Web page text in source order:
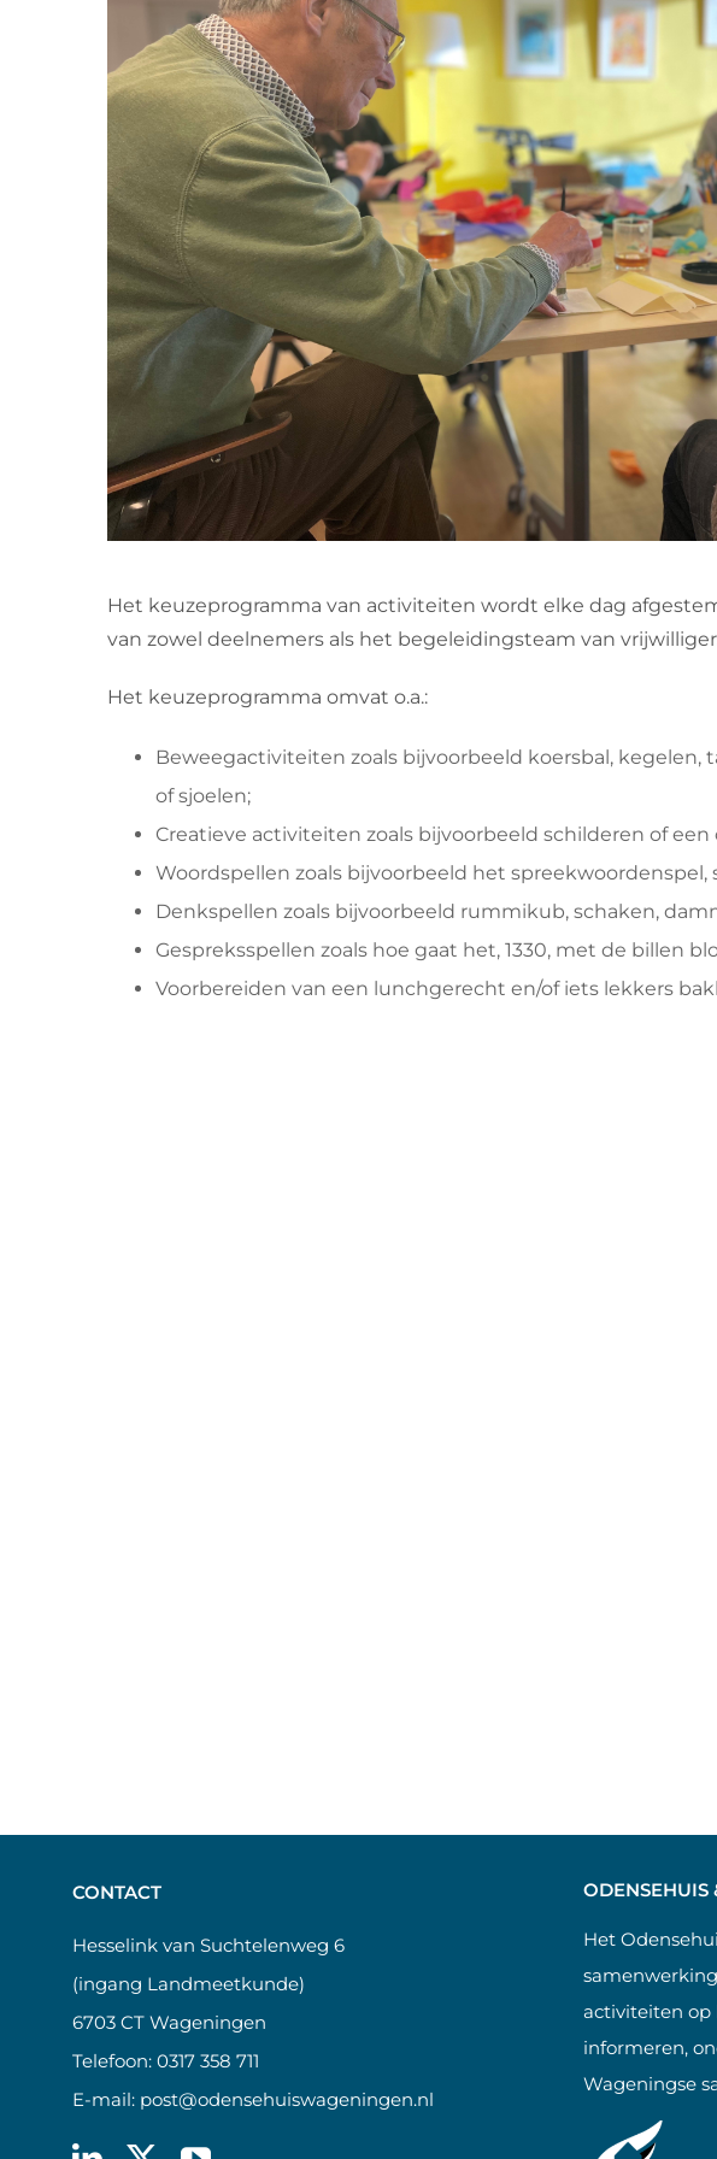
Het keuzeprogramma van activiteiten wordt elke dag
van zowel deelnemers als het begeleidingsteam van
Het keuzeprogramma omvat o.a.:
Beweegactiviteiten zoals bijvoorbeeld koersbal, kegelen,
of sjoelen;
Creatieve activiteiten zoals bijvoorbeeld schilderen of een
Woordspellen zoals bijvoorbeeld het
Denkspellen zoals bijvoorbeeld rummikub, schaken,
Gespreksspellen zoals hoe gaat het, 1330, met de billen
Voorbereiden van een lunchgerecht en/of iets lekkers
CONTACT
Hesselink van Suchtelenweg 6
(ingang Landmeetkunde)
6703 CT Wageningen
Telefoon: 0317 358 711
E-mail: post@odensehuiswageningen.nl
ODENSEHUIS
Het
activiteiten op
informeren,
Wageningse